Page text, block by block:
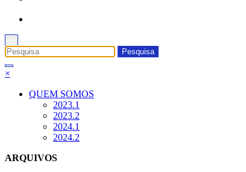
×
QUEM SOMOS
2023.1
2023.2
2024.1
2024.2
ARQUIVOS